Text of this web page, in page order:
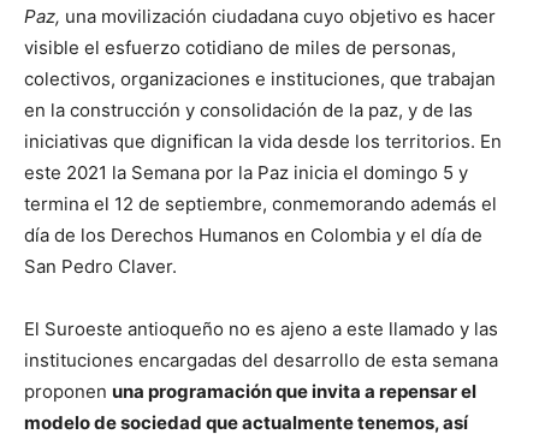
Paz, una movilización ciudadana cuyo objetivo es hacer
visible el esfuerzo cotidiano de miles de personas,
colectivos, organizaciones e instituciones, que trabajan
en la construcción y consolidación de la paz, y de las
iniciativas que dignifican la vida desde los territorios. En
este 2021 la Semana por la Paz inicia el domingo 5 y
termina el 12 de septiembre, conmemorando además el
día de los Derechos Humanos en Colombia y el día de
San Pedro Claver.
El Suroeste antioqueño no es ajeno a este llamado y las
instituciones encargadas del desarrollo de esta semana
proponen una programación que invita a repensar el
modelo de sociedad que actualmente tenemos, así